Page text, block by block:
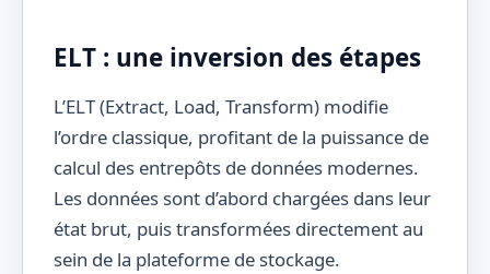
ELT : une inversion des étapes
L’ELT (Extract, Load, Transform) modifie
l’ordre classique, profitant de la puissance de
calcul des entrepôts de données modernes.
Les données sont d’abord chargées dans leur
état brut, puis transformées directement au
sein de la plateforme de stockage.